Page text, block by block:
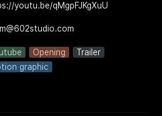
youtu.be/qMgpFJKgXuU
Opening
Trailer
graphic